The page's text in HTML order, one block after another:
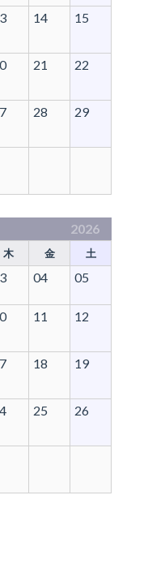
14 15
21 22
28 29
2026
木 金 土
04 05
11 12
18 19
25 26